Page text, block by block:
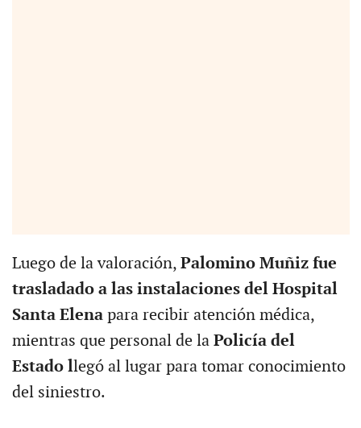
Luego de la valoración, Palomino Muñiz fue
trasladado a las instalaciones del Hospital
Santa Elena para recibir atención médica,
mientras que personal de la Policía del
Estado llegó al lugar para tomar conocimiento
del siniestro.